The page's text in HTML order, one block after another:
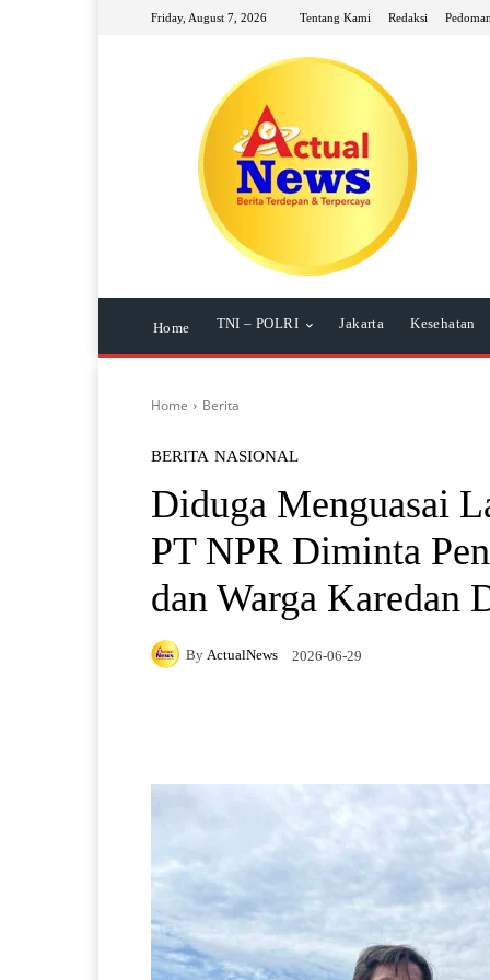
Friday, August 7, 2026 Tentang Kami Redaksi
Home TNI – POLRI Jakarta Kesehatan
Home Berita
BERITA NASIONAL
Diduga Menguasai
PT NPR Diminta
dan Warga Karedan
By ActualNews 2026-06-29